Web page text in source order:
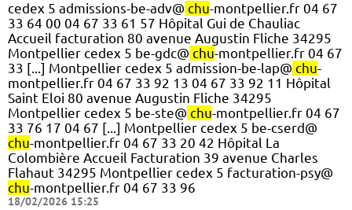
cedex 5 admissions-be-adv@ chu-montpellier.fr 04 67
33 64 00 04 67 33 61 57 Hôpital Gui de Chauliac
Accueil facturation 80 avenue Augustin Fliche 34295
Montpellier cedex 5 be-gdc@ chu-montpellier.fr 04 67
33 [...] Montpellier cedex 5 admission-be-lap@ chu-
montpellier.fr 04 67 33 92 13 04 67 33 92 11 Hôpital
Saint Eloi 80 avenue Augustin Fliche 34295
Montpellier cedex 5 be-ste@ chu-montpellier.fr 04 67
33 76 17 04 67 [...] Montpellier cedex 5 be-cserd@
chu-montpellier.fr 04 67 33 20 42 Hôpital La
Colombière Accueil Facturation 39 avenue Charles
Flahaut 34295 Montpellier cedex 5 facturation-psy@
chu-montpellier.fr 04 67 33 96
18/02/2026 15:25